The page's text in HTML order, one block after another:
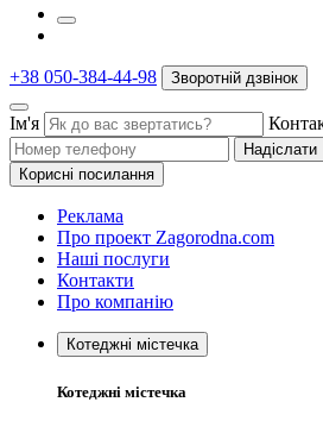
+38 050-384-44-98 Зворотній дзвінок
Ім'я
Надіслати
Корисні посилання
Реклама
Про проект Zagorodna.com
Наші послуги
Контакти
Про компанію
Котеджні містечка
Котеджні містечка